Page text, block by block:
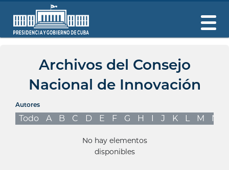
Archivos del Consejo
Nacional de Innovación
Autores
Todo A B C D E F G H I J K L M N
No hay elementos
disponibles